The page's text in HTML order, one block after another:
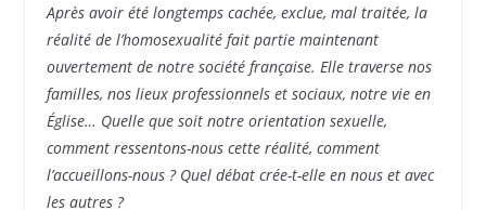
Après avoir été longtemps cachée, exclue, mal traitée, la
réalité de l’homosexualité fait partie maintenant
ouvertement de notre société française. Elle traverse nos
familles, nos lieux professionnels et sociaux, notre vie en
Église… Quelle que soit notre orientation sexuelle,
comment ressentons-nous cette réalité, comment
l’accueillons-nous ? Quel débat crée-t-elle en nous et avec
les autres ?